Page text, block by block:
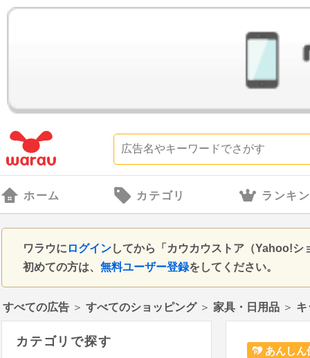
ホーム カテゴリ ランキ
ワラウに ログインしてから「カウカウストア（Yahoo!
初めての方は、 無料ユーザー登録をしてください。
すべての広告 ＞ すべてのショッピング＞ 家具・日用品 ＞ キ
あんしん
カテゴリで探す